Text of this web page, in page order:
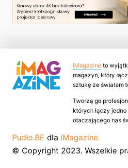
iMagazine to
magazyn, który
sztukę ze światem
Tworzą go
których łączy jedno
otaczającego nas
Pudło.BE dla iMagazine
© Copyright 2023. Wszelkie